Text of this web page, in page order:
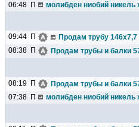
06:48 П молибден ниобий никель
09:44 П Продам трубу 146х7,7
08:38 П Продам трубы и балки
08:19 П Продам трубы и балки
07:38 П молибден ниобий никель